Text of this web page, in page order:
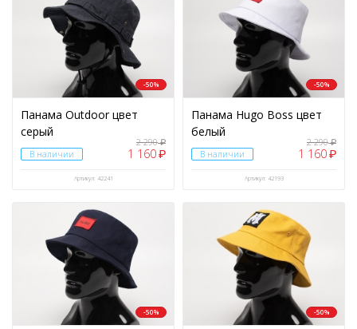
-50%
Панама Outdoor цвет
серый
В наличии
2 290₽
1 160₽
Артикул: 42241
-50%
Панама Hugo Boss цвет
белый
В наличии
2 290₽
1 160₽
Артикул: 42193
-50% -50%